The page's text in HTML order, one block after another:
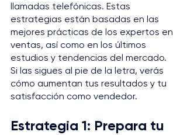
llamadas telefónicas. Estas
estrategias están basadas en las
mejores prácticas de los expertos en
ventas, así como en los últimos
estudios y tendencias del mercado.
Si las sigues al pie de la letra, verás
cómo aumentan tus resultados y tu
satisfacción como vendedor.
Estrategia 1: Prepara tu